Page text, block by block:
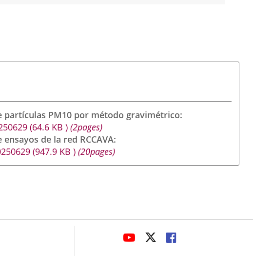
partículas PM10 por método gravimétrico
(64.6 KB) (2pages)
de la red RCCAVA
(947.9 KB) (20pages)
ENLACEENLACEENLACE